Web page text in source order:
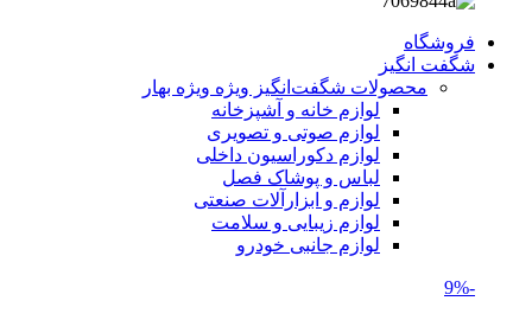
فروشگاه
شگفت انگیز
محصولات شگفت‌انگیز ویژه ویژه بهار
لوازم خانه و آشپزخانه
لوازم صوتی و تصویری
لوازم دکوراسیون داخلی
لباس و پوشاک فصل
لوازم و ابزارآلات صنعتی
لوازم زیبایی و سلامت
لوازم جانبی خودرو
-9%